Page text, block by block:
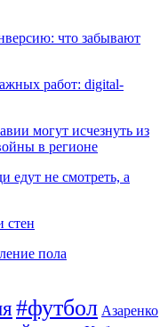
что забывают
работ: digital-
могут исчезнуть из
в регионе
едут не смотреть, а
стен
пола
#футбол Азаренко